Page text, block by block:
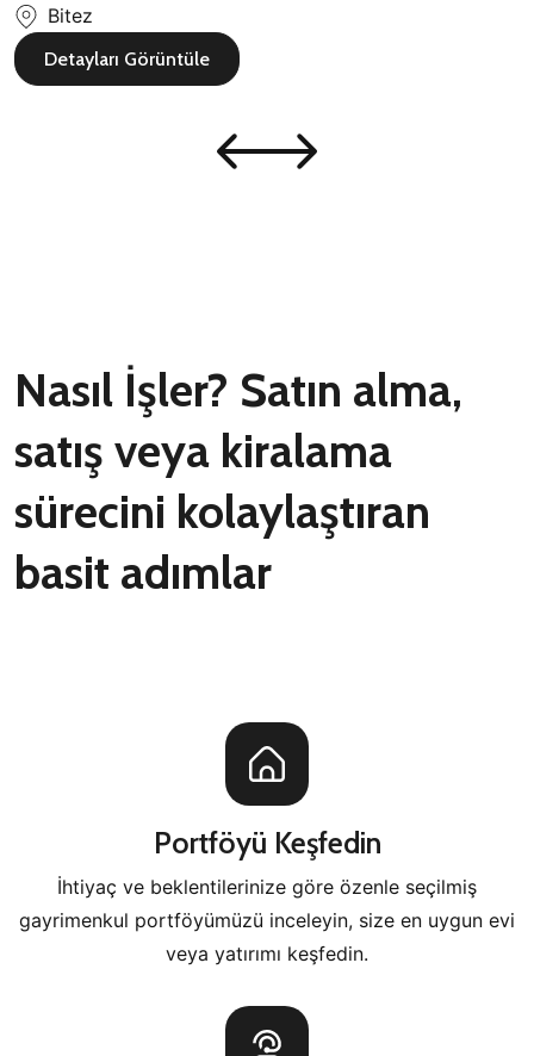
Bitez
Detayları Görüntüle
Nasıl İşler? Satın alma,
satış veya kiralama
sürecini kolaylaştıran
basit adımlar
Portföyü Keşfedin
İhtiyaç ve beklentilerinize göre özenle seçilmiş
gayrimenkul portföyümüzü inceleyin, size en uygun evi
veya yatırımı keşfedin.